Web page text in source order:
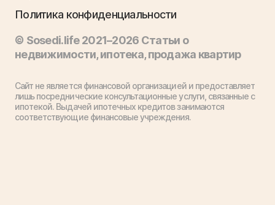
Политика конфиденциальности
© Sosedi.life 2021–2026 Статьи о
недвижимости, ипотека, продажа квартир
Сайт не является финансовой организацией и предоставляет
лишь посреднические консультационные услуги, связанные с
ипотекой. Выдачей ипотечных кредитов занимаются
соответствующие финансовые учреждения.